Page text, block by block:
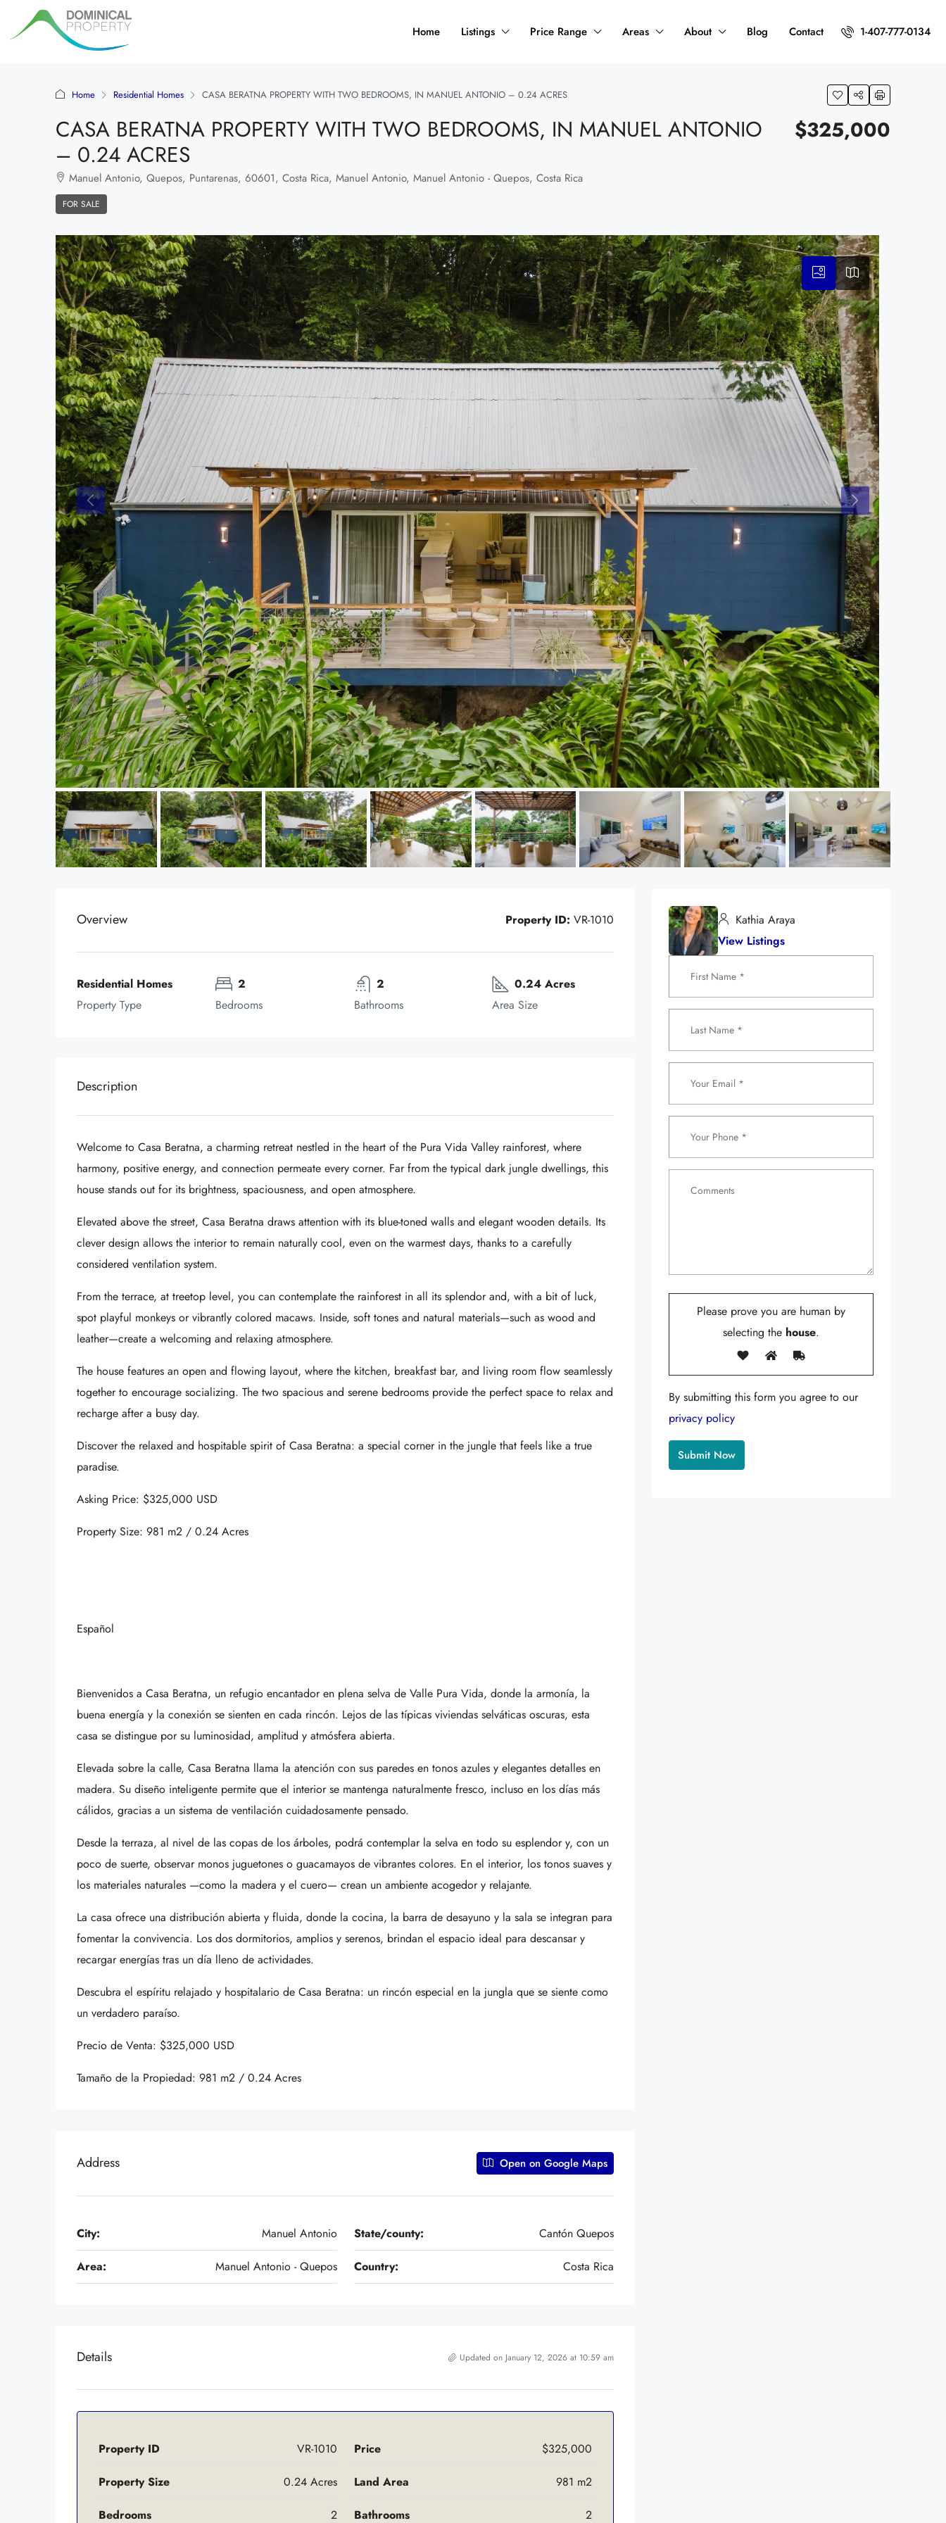
Home Listings Price Range Areas About Blog Contact 1-407-777-0134
Home Residential Homes CASA BERATNA PROPERTY WITH TWO BEDROOMS, IN MANUEL ANTONIO – 0.24 ACRES
CASA BERATNA PROPERTY WITH TWO BEDROOMS, IN MANUEL ANTONIO
– 0.24 ACRES
Manuel Antonio, Quepos, Puntarenas, 60601, Costa Rica, Manuel Antonio, Manuel Antonio - Quepos, Costa Rica
FOR SALE
$325,000
Overview Property ID: VR-1010
Residential Homes
Property Type
2
Bedrooms
2
Bathrooms
0.24 Acres
Area Size
Description
Welcome to Casa Beratna, a charming retreat nestled in the heart of the Pura Vida Valley rainforest, where
harmony, positive energy, and connection permeate every corner. Far from the typical dark jungle dwellings, this
house stands out for its brightness, spaciousness, and open atmosphere.
Elevated above the street, Casa Beratna draws attention with its blue-toned walls and elegant wooden details. Its
clever design allows the interior to remain naturally cool, even on the warmest days, thanks to a carefully
considered ventilation system.
From the terrace, at treetop level, you can contemplate the rainforest in all its splendor and, with a bit of luck,
spot playful monkeys or vibrantly colored macaws. Inside, soft tones and natural materials—such as wood and
leather—create a welcoming and relaxing atmosphere.
The house features an open and flowing layout, where the kitchen, breakfast bar, and living room flow seamlessly
together to encourage socializing. The two spacious and serene bedrooms provide the perfect space to relax and
recharge after a busy day.
Discover the relaxed and hospitable spirit of Casa Beratna: a special corner in the jungle that feels like a true
paradise.
Asking Price: $325,000 USD
Property Size: 981 m2 / 0.24 Acres
Español
Bienvenidos a Casa Beratna, un refugio encantador en plena selva de Valle Pura Vida, donde la armonía, la
buena energía y la conexión se sienten en cada rincón. Lejos de las típicas viviendas selváticas oscuras, esta
casa se distingue por su luminosidad, amplitud y atmósfera abierta.
Elevada sobre la calle, Casa Beratna llama la atención con sus paredes en tonos azules y elegantes detalles en
madera. Su diseño inteligente permite que el interior se mantenga naturalmente fresco, incluso en los días más
cálidos, gracias a un sistema de ventilación cuidadosamente pensado.
Desde la terraza, al nivel de las copas de los árboles, podrá contemplar la selva en todo su esplendor y, con un
poco de suerte, observar monos juguetones o guacamayos de vibrantes colores. En el interior, los tonos suaves y
los materiales naturales —como la madera y el cuero— crean un ambiente acogedor y relajante.
La casa ofrece una distribución abierta y fluida, donde la cocina, la barra de desayuno y la sala se integran para
fomentar la convivencia. Los dos dormitorios, amplios y serenos, brindan el espacio ideal para descansar y
recargar energías tras un día lleno de actividades.
Descubra el espíritu relajado y hospitalario de Casa Beratna: un rincón especial en la jungla que se siente como
un verdadero paraíso.
Precio de Venta: $325,000 USD
Tamaño de la Propiedad: 981 m2 / 0.24 Acres
Address Open on Google Maps
City: Manuel Antonio State/county: Cantón Quepos
Area: Manuel Antonio - Quepos Country: Costa Rica
Details Updated on January 12, 2026 at 10:59 am
Property ID VR-1010 Price $325,000
Property Size 0.24 Acres Land Area 981 m2
Bedrooms 2 Bathrooms 2
Kathia Araya
View Listings
Please prove you are human by
selecting the house.
By submitting this form you agree to our
privacy policy